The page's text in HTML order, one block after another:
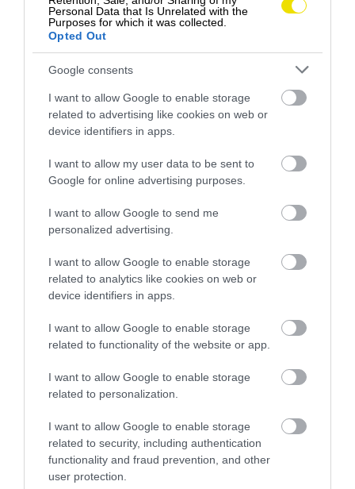
Personal Data that Is Unrelated with the
Purposes for which it was collected.
Opted Out
Google consents
I want to allow Google to enable storage
related to advertising like cookies on web or
device identifiers in apps.
I want to allow my user data to be sent to
Google for online advertising purposes.
I want to allow Google to send me
personalized advertising.
I want to allow Google to enable storage
related to analytics like cookies on web or
device identifiers in apps.
I want to allow Google to enable storage
related to functionality of the website or app.
I want to allow Google to enable storage
related to personalization.
I want to allow Google to enable storage
related to security, including authentication
functionality and fraud prevention, and other
user protection.
neodmysliteľnou zastávkoupláž Playa del
Postiguet. Nachádza sa priamo v centre mesta, má
jemný piesok a čistú vodu, a preto je obľúbeným
miestom nielen pre turistov, ale aj pre domácich.
Na záver dňa je ideálnym miestom na prechádzku
Explanada de España
mozaikovým vzorom. Nájdete tu kaviarne,
pouličných hudobníkov, trhy i večerné koncerty
pod holým nebom, ktoré vytvárajú jedinečnú
stredomorskú atmosféru.